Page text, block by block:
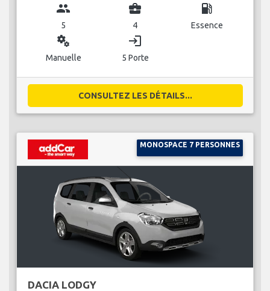
group
5
business_center
4
local_gas_station
Essence
miscellaneous_services
Manuelle
login
5 Porte
CONSULTEZ LES DÉTAILS...
MONOSPACE 7 PERSONNES
DACIA LODGY